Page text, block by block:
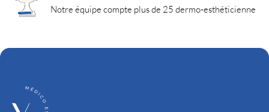
Notre équipe compte plus de 25 dermo-esthéticienne